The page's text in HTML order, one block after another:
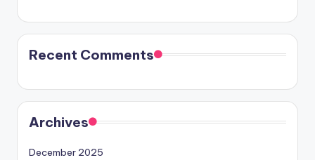
Recent Comments
Archives
December 2025